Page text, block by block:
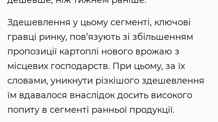
Здешевлення у цьому сегменті, ключові
гравці ринку, пов’язують зі збільшенням
пропозиції картоплі нового врожаю з
місцевих господарств. При цьому, за їх
словами, уникнути різкішого здешевлення
їм вдавалося внаслідок досить високого
попиту в сегменті ранньої продукції.